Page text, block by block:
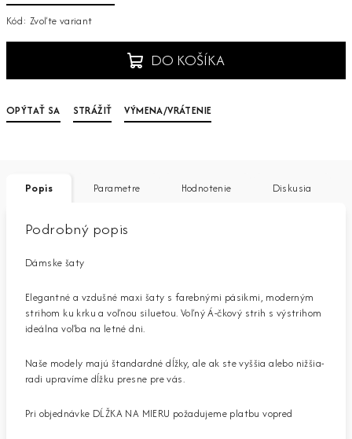
Kód: Zvoľte variant
DO KOŠÍKA
OPÝTAŤ SA STRÁŽIŤ VÝMENA/VRÁTENIE
Popis Parametre Hodnotenie Diskusia
Podrobný popis
Dámske šaty
Elegantné a vzdušné maxi šaty s farebnými pásikmi, moderným
strihom ku krku a voľnou siluetou. Voľný Á-čkový strih s výstrihom
ideálna voľba na letné dni.
Naše modely majú štandardné dĺžky, ale ak ste vyššia alebo nižšia-
radi upravíme dĺžku presne pre vás.
Pri objednávke DĹŽKA NA MIERU požadujeme platbu vopred